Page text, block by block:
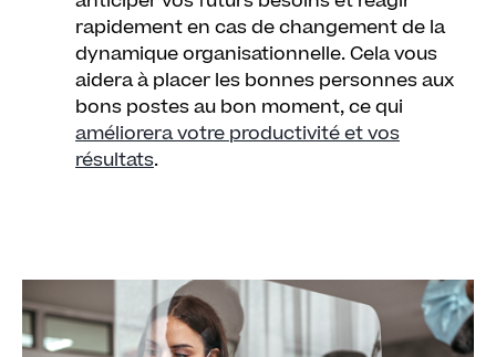
rapidement en cas de changement de la
dynamique organisationnelle. Cela vous
aidera à placer les bonnes personnes aux
bons postes au bon moment, ce qui
améliorera votre productivité et vos
résultats.